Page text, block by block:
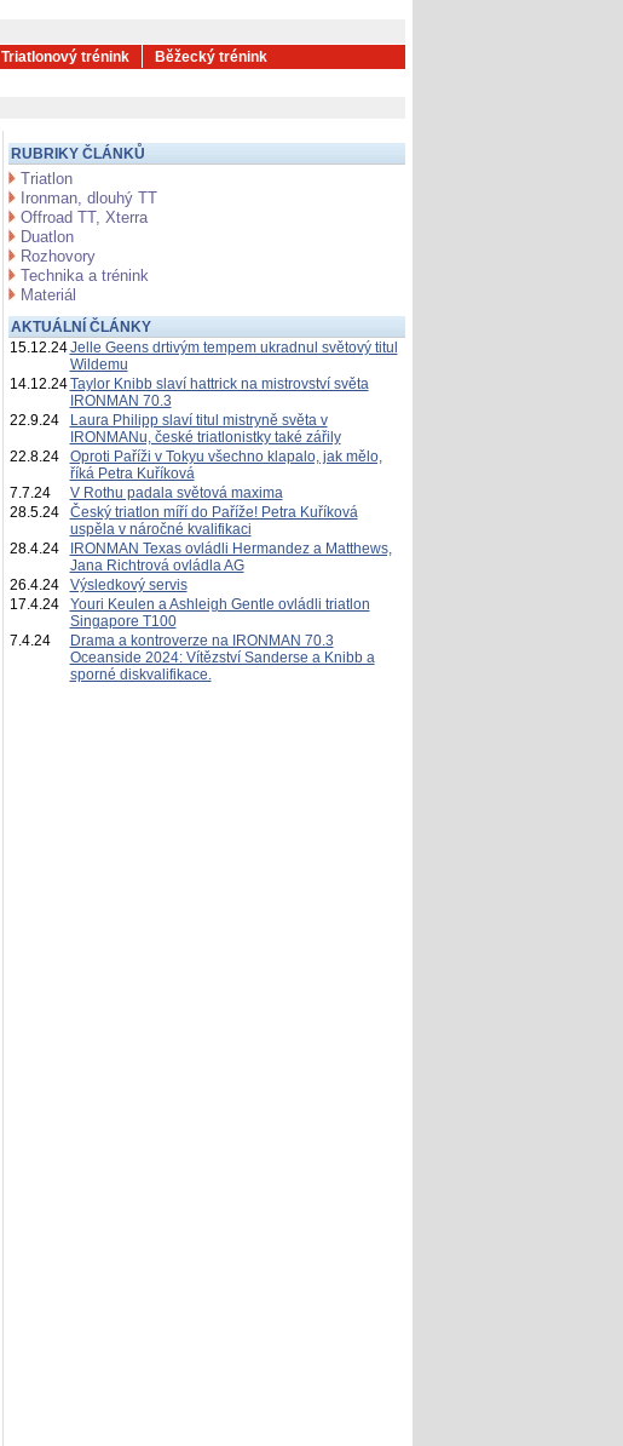
Triatlonový trénink Běžecký trénink
RUBRIKY ČLÁNKŮ
Triatlon
Ironman, dlouhý TT
Offroad TT, Xterra
Duatlon
Rozhovory
Technika a trénink
Materiál
AKTUÁLNÍ ČLÁNKY
15.12.24Jelle Geens drtivým tempem ukradnul světový titul
Wildemu
14.12.24Taylor Knibb slaví hattrick na mistrovství světa
IRONMAN 70.3
22.9.24
Laura Philipp slaví titul mistryně světa v
IRONMANu, české triatlonistky také zářily
22.8.24
Oproti Paříži v Tokyu všechno klapalo, jak mělo,
říká Petra Kuříková
7.7.24
V Rothu padala světová maxima
28.5.24
Český triatlon míří do Paříže! Petra Kuříková
uspěla v náročné kvalifikaci
28.4.24
IRONMAN Texas ovládli Hermandez a Matthews,
Jana Richtrová ovládla AG
26.4.24
Výsledkový servis
17.4.24
Youri Keulen a Ashleigh Gentle ovládli triatlon
Singapore T100
7.4.24
Drama a kontroverze na IRONMAN 70.3
Oceanside 2024: Vítězství Sanderse a Knibb a
sporné diskvalifikace.